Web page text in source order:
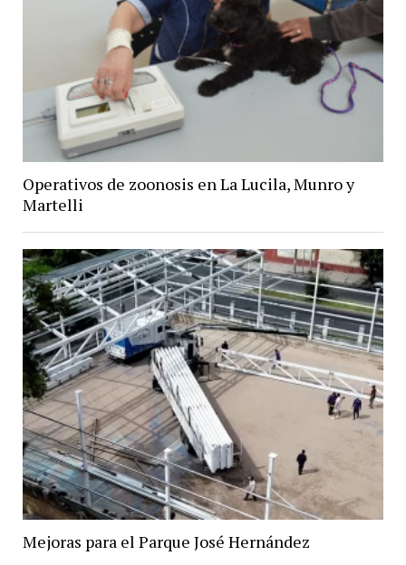
Operativos de zoonosis en La Lucila, Munro y
Martelli
Mejoras para el Parque José Hernández